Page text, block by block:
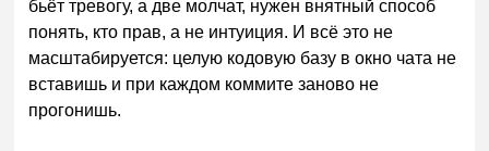
бьёт тревогу, а две молчат, нужен внятный способ
понять, кто прав, а не интуиция. И всё это не
масштабируется: целую кодовую базу в окно чата не
вставишь и при каждом коммите заново не
прогонишь.